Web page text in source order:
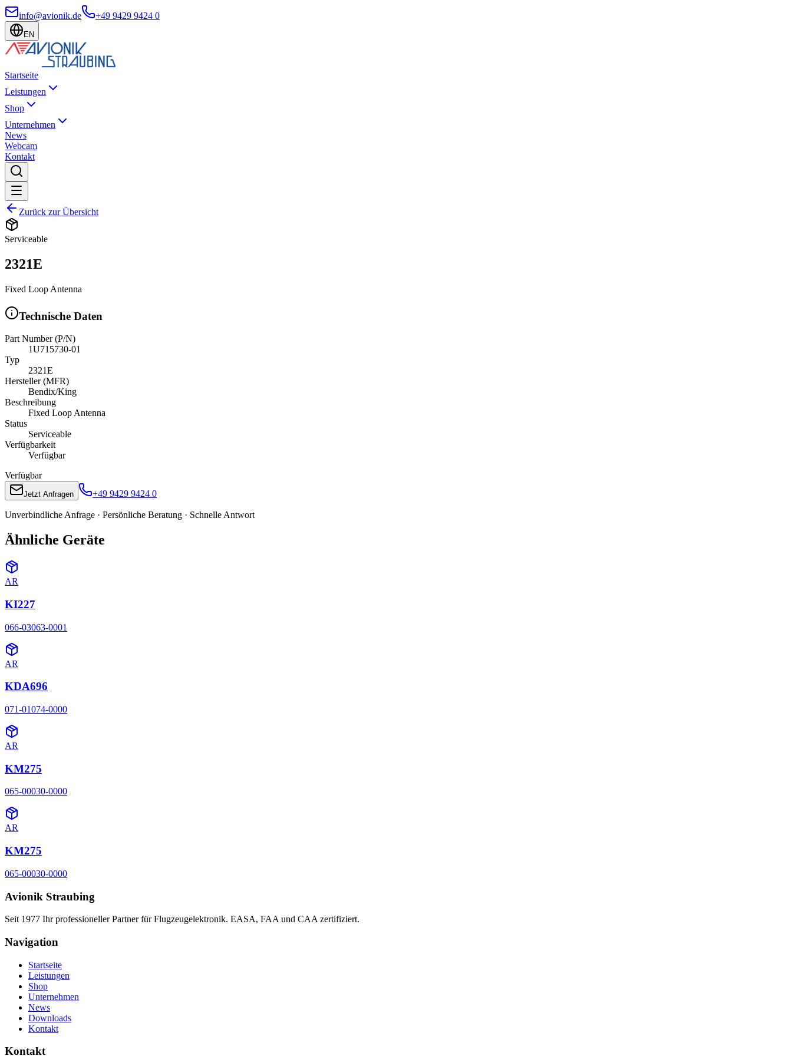
info@avionik.de +49 9429 9424 0
EN
Startseite
Leistungen
Shop
Unternehmen
News
Webcam
Kontakt
Zurück zur Übersicht
Serviceable
2321E
Fixed Loop Antenna
Technische Daten
Part Number (P/N)
1U715730-01
Typ
2321E
Hersteller (MFR)
Bendix/King
Beschreibung
Fixed Loop Antenna
Status
Serviceable
Verfügbarkeit
Verfügbar
Verfügbar
Jetzt Anfragen +49 9429 9424 0
Unverbindliche Anfrage · Persönliche Beratung · Schnelle Antwort
Ähnliche Geräte
AR
KI227
066-03063-0001
AR
KDA696
071-01074-0000
AR
KM275
065-00030-0000
AR
KM275
065-00030-0000
Avionik Straubing
Seit 1977 Ihr professioneller Partner für Flugzeugelektronik. EASA, FAA und CAA zertifiziert.
Navigation
Startseite
Leistungen
Shop
Unternehmen
News
Downloads
Kontakt
Kontakt